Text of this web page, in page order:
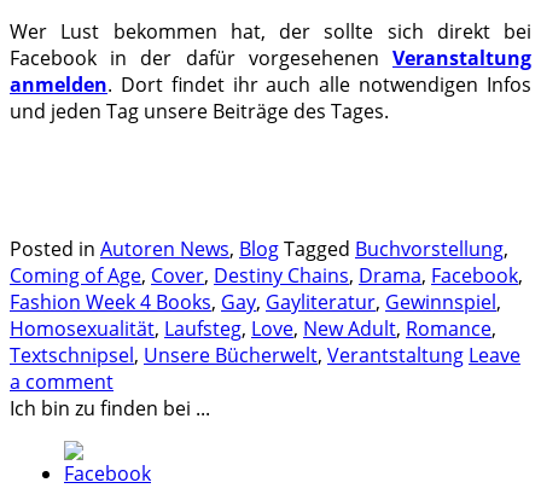
Wer Lust bekommen hat, der sollte sich direkt bei
Facebook in der dafür vorgesehenen Veranstaltung
anmelden. Dort findet ihr auch alle notwendigen Infos
und jeden Tag unsere Beiträge des Tages.
Posted in Autoren News, BlogTagged Buchvorstellung,
Coming of Age, Cover, Destiny Chains, Drama, Facebook,
Fashion Week 4 Books, Gay, Gayliteratur, Gewinnspiel,
Homosexualität, Laufsteg, Love, New Adult, Romance,
Textschnipsel, Unsere Bücherwelt, Verantstaltung Leave
a comment
Ich bin zu finden bei ...